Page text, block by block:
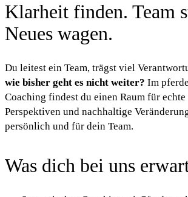
Klarheit finden. Team
Neues wagen.
Du leitest ein Team, trägst viel
wie bisher geht es nicht weiter? Im
Coaching findest du einen Raum für
Perspektiven und nachhaltige
persönlich und für dein Team.
Was dich bei uns